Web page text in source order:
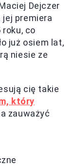
Dejczer
jej premiera
co
już osiem lat,
niesie ze
cię takie
który
zauważyć